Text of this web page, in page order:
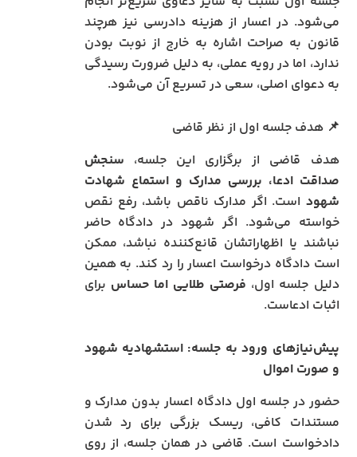
می‌شود. در اعسار از هزینه دادرسی نیز هرچند
قانون به صراحت اشاره به خارج از نوبت بودن
ندارد، اما در رویه عملی، به دلیل ضرورت رسیدگی
به دعوای اصلی، سعی در تسریع آن می‌شود.
📌 هدف جلسه اول از نظر قاضی
هدف قاضی از برگزاری این جلسه، سنجش
صداقت ادعا، بررسی مدارک و استماع شهادت
شهود است. اگر مدارک ناقص باشد، رفع نقص
خواسته می‌شود. اگر شهود در دادگاه حاضر
نباشند یا اظهاراتشان قانع‌کننده نباشد، ممکن
است دادگاه درخواست اعسار را رد کند. به همین
دلیل جلسه اول، فرصتی طلایی اما حساس برای
اثبات ادعاست.
پیش‌نیازهای ورود به جلسه: استشهادیه شهود
و صورت‌ اموال
حضور در جلسه اول دادگاه اعسار بدون مدارک و
مستندات کافی، ریسک بزرگی برای رد شدن
دادخواست است. قاضی در همان جلسه، از روی